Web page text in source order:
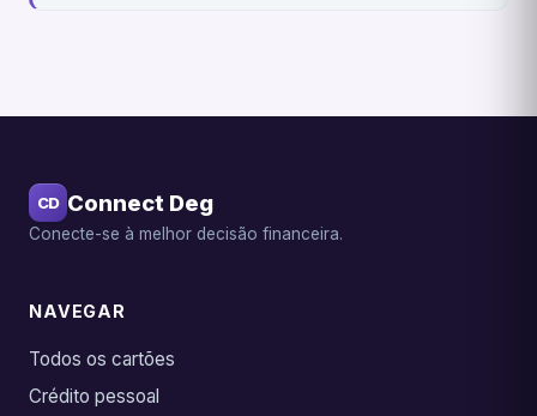
CD Connect Deg
Conecte-se à melhor decisão financeira.
NAVEGAR
Todos os cartões
Crédito pessoal